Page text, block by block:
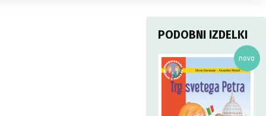
PODOBNI IZDELKI